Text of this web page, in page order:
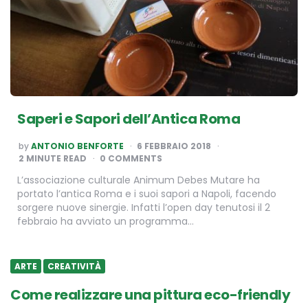
Saperi e Sapori dell’Antica Roma
POSTED
BY
byANTONIO BENFORTE
6 FEBBRAIO 2018
2 MINUTE READ 0 COMMENTS
L’associazione culturale Animum Debes Mutare ha
portato l’antica Roma e i suoi sapori a Napoli, facendo
sorgere nuove sinergie. Infatti l’open day tenutosi il 2
febbraio ha avviato un programma…
ARTE CREATIVITÀ
Come realizzare una pittura eco-friendly